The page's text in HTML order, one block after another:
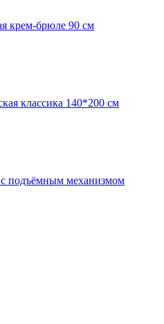
крем-брюле 90 см
классика 140*200 см
подъёмным механизмом